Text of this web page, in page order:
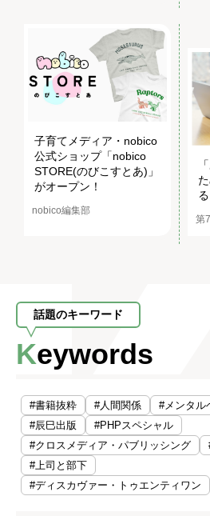
子育てメディア・nobico
公式ショップ「nobico
STORE(のびこすとあ)」
がオープン！
nobico編集部
る
第
話題のキーワード
Keywords
#書籍抜粋 #人間関係
#メンタル
#辰巳出版
#PHPスペシャル
#クロスメディア・パブリッシング
#上司と部下
#ディスカヴァー・トゥエンティワン